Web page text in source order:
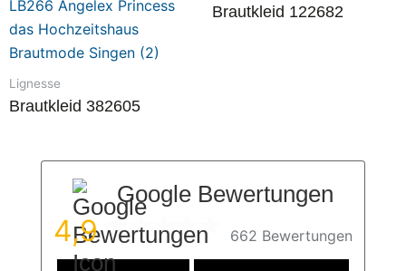
Lignesse
Brautkleid 382605
Brautkleid 122682
Google Bewertungen
4,9 662 Bewertungen